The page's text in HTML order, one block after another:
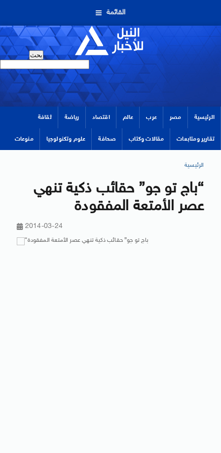
القائمة
الرئيسية مصر عرب عالم اقتصاد رياضة ثقافة
تقارير ومتابعات مقالات وكتاب صحافة علوم وتكنولوجيا منوعات
الرئيسية
“باج تو جو” حقائب ذكية تنهي
عصر الأمتعة المفقودة
2014-03-24